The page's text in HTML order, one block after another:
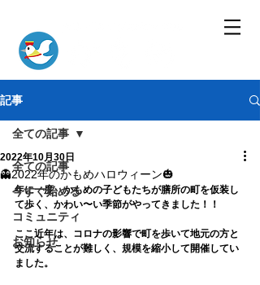
記事
全ての記事
今すぐ始める
コミュニティ
お知らせ
全ての記事
👻2022年のかもめハロウィーン🎃
2022年10月30日
年に一度、かもめの子どもたちが膳所の町を仮装し
て歩く、かわい〜い季節がやってきました！！
ここ近年は、コロナの影響で町を歩いて地元の方と
交流することが難しく、規模を縮小して開催してい
ました。